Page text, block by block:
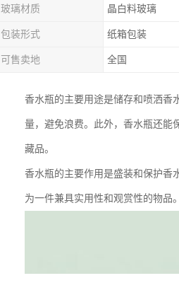
玻璃材质 晶白料玻璃
包装形式 纸箱包装
可售卖地 全国
香水瓶的主要用途是储存和喷洒香
量，避免浪费。此外，香水瓶还能
藏品。
香水瓶的主要作用是盛装和保护香
为一件兼具实用性和观赏性的物品